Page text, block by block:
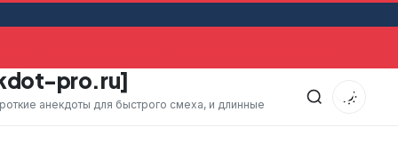
pro.ru]
анекдоты для быстрого смеха, и длинные